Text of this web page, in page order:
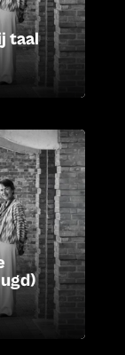
taal